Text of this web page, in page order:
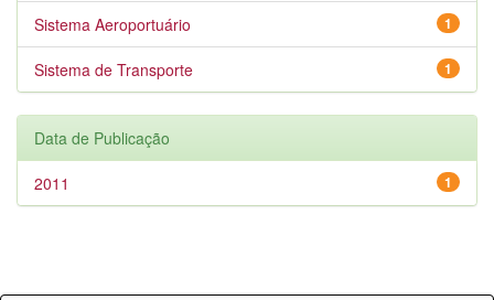
1
Sistema Aeroportuário
1
Sistema de Transporte
Data de Publicação
1
2011